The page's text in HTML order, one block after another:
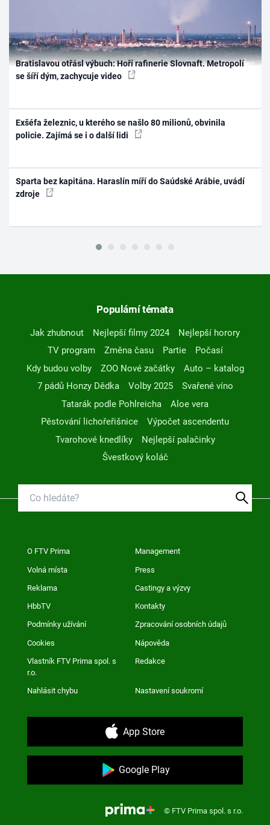
Bratislavou otřásl výbuch: Hoří rafinerie Slovnaft. Metropolí
se šíří dým, zachycuje video
Exšéfa železnic, u kterého se našlo 80 milionů, obvinila
policie. Zajímá se i o další lidi
Sparta bez kapitána. Haraslín míří do Saúdské Arábie, uvádí
zdroje
Populární témata
Jak zhubnout Nejlepší filmy 2024
Nejlepší horory
TV program
Změna času Partie
Počasí
Kdy budou volby
ZOO Nové začátky
Auto – katalog
7 pádů Honzy Dědka
Volby 2025
Svařené víno
Tatarák podle Pohlreicha
Aloe vera
Pěstování lichořeřišnice
Výpočet ascendentu
Tvarohové knedlíky
Nejlepší palačinky
Švestkový koláč
O FTV Prima Management
Volná místa Press
Reklama Castingy a výzvy
HbbTV Kontakty
Podmínky užívání Zpracování osobních údajů
Cookies Nápověda
Vlastník FTV Prima spol. s
r.o.
Redakce
Nahlásit chybu Nastavení soukromí
App Store
Google Play
© FTV Prima spol. s r.o.